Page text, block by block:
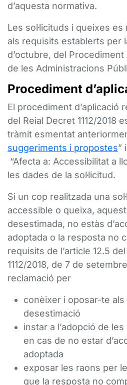
d’aquesta normativa.
Les sol·licituds i queixes
als requisits establerts per
d’octubre, del
de les Administracions
Procediment
El procediment d’aplicació
del Reial Decret 1112/2018
tràmit esmentat
suggeriments i propostes”
“Afecta a: Accessibilitat a
les dades de la sol·licitud.
Si un cop realitzada una
accessible o queixa,
desestimada, no estàs
adoptada o la resposta no
requisits de l’article 12.5
1112/2018, de 7 de
reclamació per
conèixer i oposar-te als
desestimació
instar a l’adopció de
en cas de no estar
adoptada
exposar les raons per
que la resposta no